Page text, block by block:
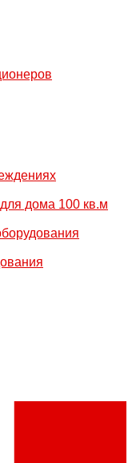
дома 100 кв.м